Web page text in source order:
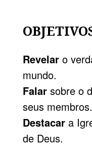
Revelar o
mundo.
Falar sobre o
seus membros.
Destacar a
de Deus.